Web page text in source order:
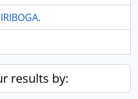
results by: